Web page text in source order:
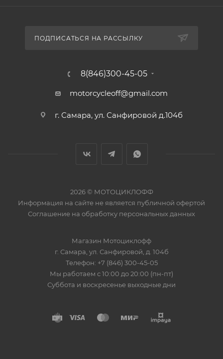
ПОДПИСАТЬСЯ НА РАССЫЛКУ
8(846)300-45-05
motorcycleoff@gmail.com
г. Самара, ул. Санфировой д.104б
2026 © МОТОЦИКЛОФФ
Информация на сайте не является публичной офертой
Соглашение на обработку персональных данных
Магазин Мотоциклофф
г. Самара ул. Санфировой, д. 104б
Телефон: +7 (846) 300-45-05
Мы работаем с 10:00 до 20:00 (пн-пт)
Суббота и воскресенье выходные дни